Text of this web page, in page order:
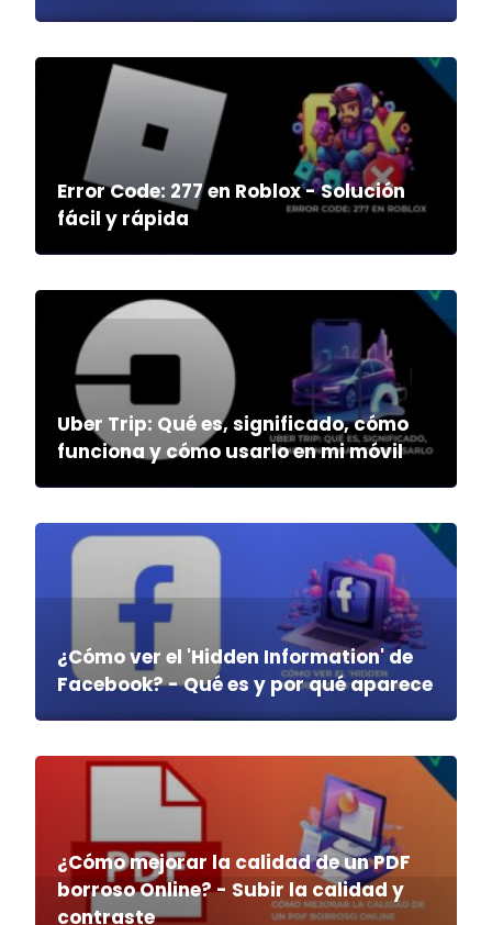
Error Code: 277 en Roblox - Solución
fácil y rápida
Uber Trip: Qué es, significado, cómo
funciona y cómo usarlo en mi móvil
¿Cómo ver el 'Hidden Information' de
Facebook? - Qué es y por qué aparece
¿Cómo mejorar la calidad de un PDF
borroso Online? - Subir la calidad y
contraste